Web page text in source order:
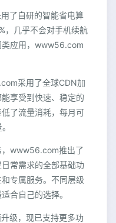
了自研的智能省电算
，几乎不会对手机续航
类应用，www56.com
采用了全球CDN加
享受到快速、稳定的
了流量消耗，每月可
，www56.com推出了
常需求的全部基础功
专属服务。不同层级
合自己的选择。
级，现已支持更多功